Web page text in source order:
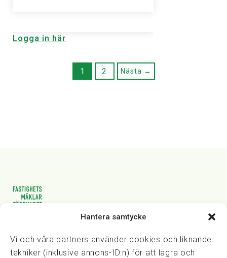
Hantera samtycke
Vi och våra partners använder cookies och liknande
tekniker (inklusive annons-ID:n) för att lagra och
Logga in här
1 2 Nästa →
Vasagatan 28, 111 20 Stockholm
kansli@fmf.se